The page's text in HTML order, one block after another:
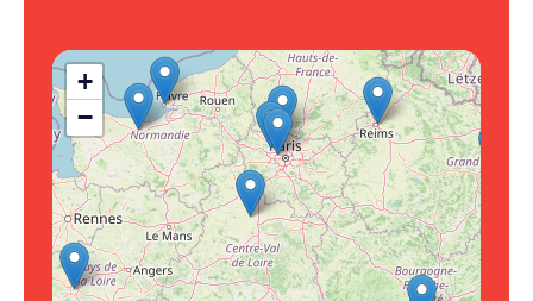
+
−